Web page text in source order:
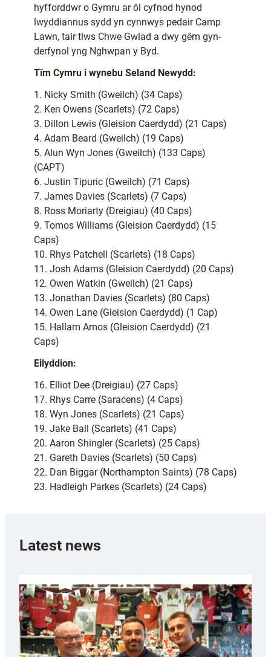
hyfforddwr o Gymru ar ôl cyfnod hynod
lwyddiannus sydd yn cynnwys pedair Camp
Lawn, tair tlws Chwe Gwlad a dwy gêm gyn-
derfynol yng Nghwpan y Byd.
Tîm Cymru i wynebu Seland Newydd:
1. Nicky Smith (Gweilch) (34 Caps)
2. Ken Owens (Scarlets) (72 Caps)
3. Dillon Lewis (Gleision Caerdydd) (21 Caps)
4. Adam Beard (Gweilch) (19 Caps)
5. Alun Wyn Jones (Gweilch) (133 Caps)
(CAPT)
6. Justin Tipuric (Gweilch) (71 Caps)
7. James Davies (Scarlets) (7 Caps)
8. Ross Moriarty (Dreigiau) (40 Caps)
9. Tomos Williams (Gleision Caerdydd) (15
Caps)
10. Rhys Patchell (Scarlets) (18 Caps)
11. Josh Adams (Gleision Caerdydd) (20 Caps)
12. Owen Watkin (Gweilch) (21 Caps)
13. Jonathan Davies (Scarlets) (80 Caps)
14. Owen Lane (Gleision Caerdydd) (1 Cap)
15. Hallam Amos (Gleision Caerdydd) (21
Caps)
Eilyddion:
16. Elliot Dee (Dreigiau) (27 Caps)
17. Rhys Carre (Saracens) (4 Caps)
18. Wyn Jones (Scarlets) (21 Caps)
19. Jake Ball (Scarlets) (41 Caps)
20. Aaron Shingler (Scarlets) (25 Caps)
21. Gareth Davies (Scarlets) (50 Caps)
22. Dan Biggar (Northampton Saints) (78 Caps)
23. Hadleigh Parkes (Scarlets) (24 Caps)
Latest news